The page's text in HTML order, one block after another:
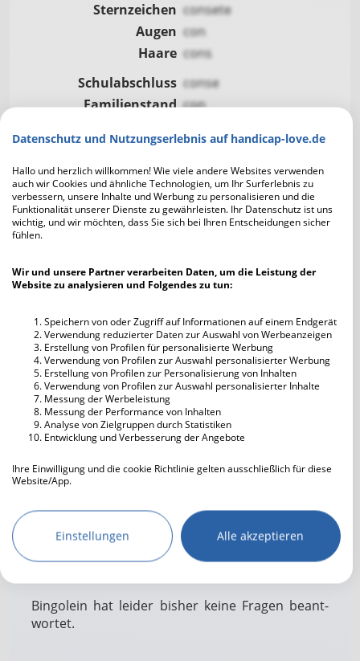
Datenschutz und Nutzungserlebnis auf handicap-love.de
Hallo und herzlich willkommen! Wie viele andere Websites verwenden
auch wir Cookies und ähnliche Technologien, um Ihr Surferlebnis zu
verbessern, unsere Inhalte und Werbung zu personalisieren und die
Funktionalität unserer Dienste zu gewährleisten. Ihr Datenschutz ist uns
wichtig, und wir möchten, dass Sie sich bei Ihren Entscheidungen sicher
fühlen.
Wir und unsere Partner verarbeiten Daten, um die Leistung der
Website zu analysieren und Folgendes zu tun:
Speichern von oder Zugriff auf Informationen auf einem Endgerät
Verwendung reduzierter Daten zur Auswahl von Werbeanzeigen
Erstellung von Profilen für personalisierte Werbung
Verwendung von Profilen zur Auswahl personalisierter Werbung
Erstellung von Profilen zur Personalisierung von Inhalten
Verwendung von Profilen zur Auswahl personalisierter Inhalte
Messung der Werbeleistung
Messung der Performance von Inhalten
Analyse von Zielgruppen durch Statistiken
Entwicklung und Verbesserung der Angebote
Ihre Einwilligung und die cookie Richtlinie gelten ausschließlich für diese
Website/App.
Wir nutzen Ihre Daten für folgende Zwecke:
IAB-Verarbeitungszwecke:
Speichern von oder Zugriff auf
Informationen auf einem Endgerät
Verwendung reduzierter Daten zur Auswahl
von Werbeanzeigen
Einstellungen Alle akzeptieren
Sternzeichen consete
Augen con
Haare cons
Schulabschluss conse
Familienstand con
Eigener Haushalt co
Raucher co
Alkohol co
Ausgehen
Essen gehen
Entspannen
Musik hören
Fernsehen
Freunde treffen
Reisen
Sport treiben
Kino
Modellbau
Fußball
Backen
Filme gucken
Musikrichtung
Black Techno
Bingolein hat lei­der bis­her kei­ne Fra­gen be­ant­
wort­et.